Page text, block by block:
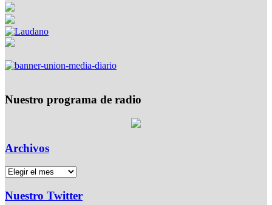
Nuestro programa de radio
Archivos
Nuestro Twitter